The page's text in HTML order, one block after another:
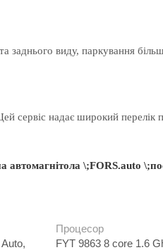
заднього виду, паркування
сервіс надає широкий
автомагнітола \;FORS.auto \;
Процесор
FYT 9863 8 core 1.6